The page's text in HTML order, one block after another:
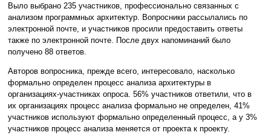
Выло выбрано 235 участников, профессионально связанных с
анализом программных архитектур. Вопросники рассылались по
электронной почте, и участников просили предоставить ответы
также по электронной почте. После двух напоминаний было
получено 88 ответов.
Авторов вопросника, прежде всего, интересовало, насколько
формально определен процесс анализа архитектуры в
организациях-участниках опроса. 56% участников ответили, что в
их организациях процесс анализа формально не определен, 41%
участников используют формально определенный процесс, а у 3%
участников процесс анализа меняется от проекта к проекту.